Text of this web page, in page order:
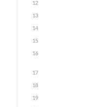
12
13
14
15
16
17
18
19